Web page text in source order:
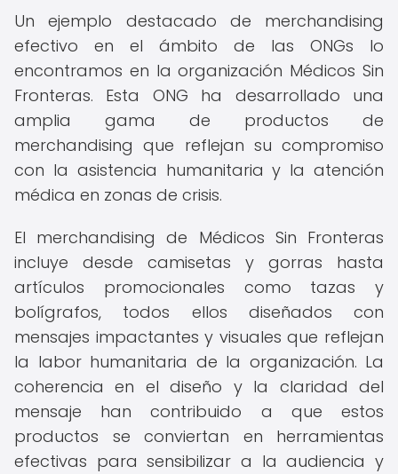
Un ejemplo destacado de merchandising
efectivo en el ámbito de las ONGs lo
encontramos en la organización Médicos Sin
Fronteras. Esta ONG ha desarrollado una
amplia gama de productos de
merchandising que reflejan su compromiso
con la asistencia humanitaria y la atención
médica en zonas de crisis.
El merchandising de Médicos Sin Fronteras
incluye desde camisetas y gorras hasta
artículos promocionales como tazas y
bolígrafos, todos ellos diseñados con
mensajes impactantes y visuales que reflejan
la labor humanitaria de la organización. La
coherencia en el diseño y la claridad del
mensaje han contribuido a que estos
productos se conviertan en herramientas
efectivas para sensibilizar a la audiencia y